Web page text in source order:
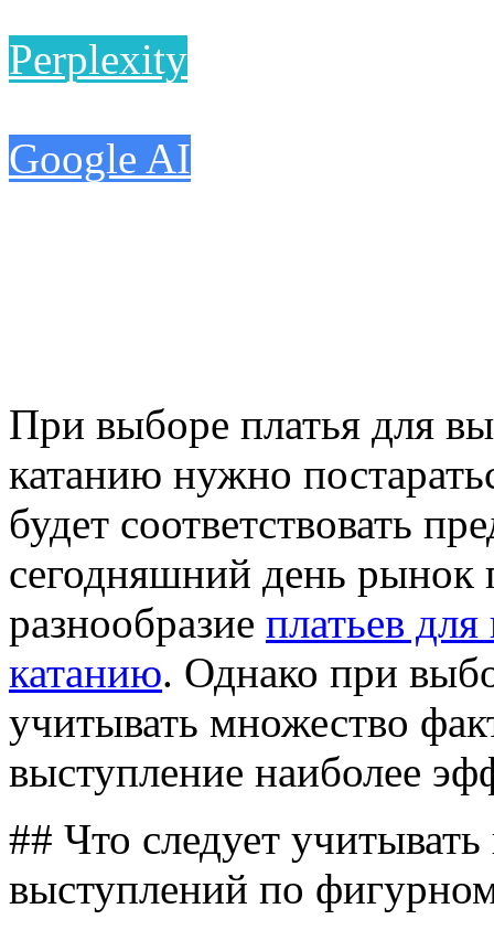
Perplexity
Google AI
При выборе платья для
катанию нужно
будет соответствовать
сегодняшний день рынок
разнообразие платьев
катанию. Однако при
учитывать множество
выступление наиболее
## Что следует
выступлений по